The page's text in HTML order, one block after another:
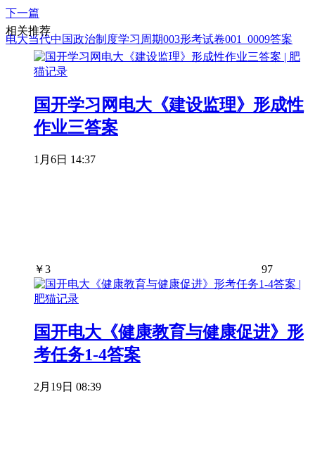
下一篇
电大当代中国政治制度学习周期003形考试卷001_0009答案
相关推荐
国开学习网电大《建设监理》形成性
作业三答案
1月6日 14:37
￥3 97
国开电大《健康教育与健康促进》形
考任务1-4答案
2月19日 08:39